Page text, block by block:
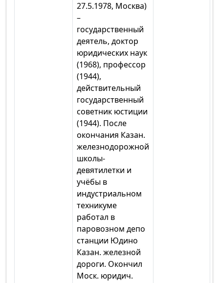
27.5.1978, Москва)
–
государственный
деятель, доктор
юридических наук
(1968), профессор
(1944),
действительный
государственный
советник юстиции
(1944). После
окончания Казан.
железнодорожной
школы-
девятилетки и
учёбы в
индустриальном
техникуме
работал в
паровозном депо
станции Юдино
Казан. железной
дороги. Окончил
Моск. юридич.